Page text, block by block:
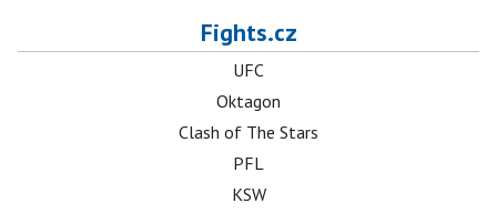
Fights.cz
UFC
Oktagon
Clash of The Stars
PFL
KSW